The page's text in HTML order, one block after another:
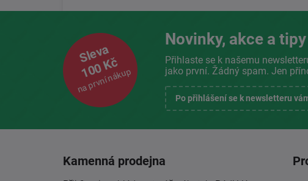
Sleva
100 Kč
na první nákup
Novinky, akce a
Přihlaste se k našemu
jako první. Žádný spam. Jen
Po přihlášení se k newsletteru
Kamenná prodejna